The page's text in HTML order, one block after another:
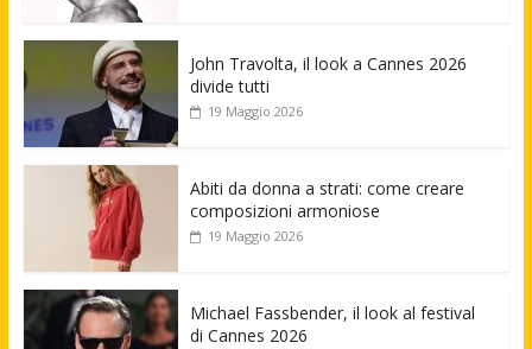
John Travolta, il look a Cannes 2026
divide tutti
19 Maggio 2026
Abiti da donna a strati: come creare
composizioni armoniose
19 Maggio 2026
Michael Fassbender, il look al festival
di Cannes 2026